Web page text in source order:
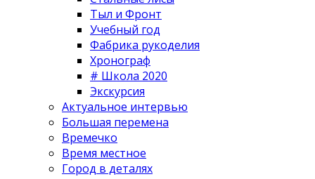
Тыл и Фронт
Учебный год
Фабрика рукоделия
Хронограф
# Школа 2020
Экскурсия
Актуальное интервью
Большая перемена
Времечко
Время местное
Город в деталях